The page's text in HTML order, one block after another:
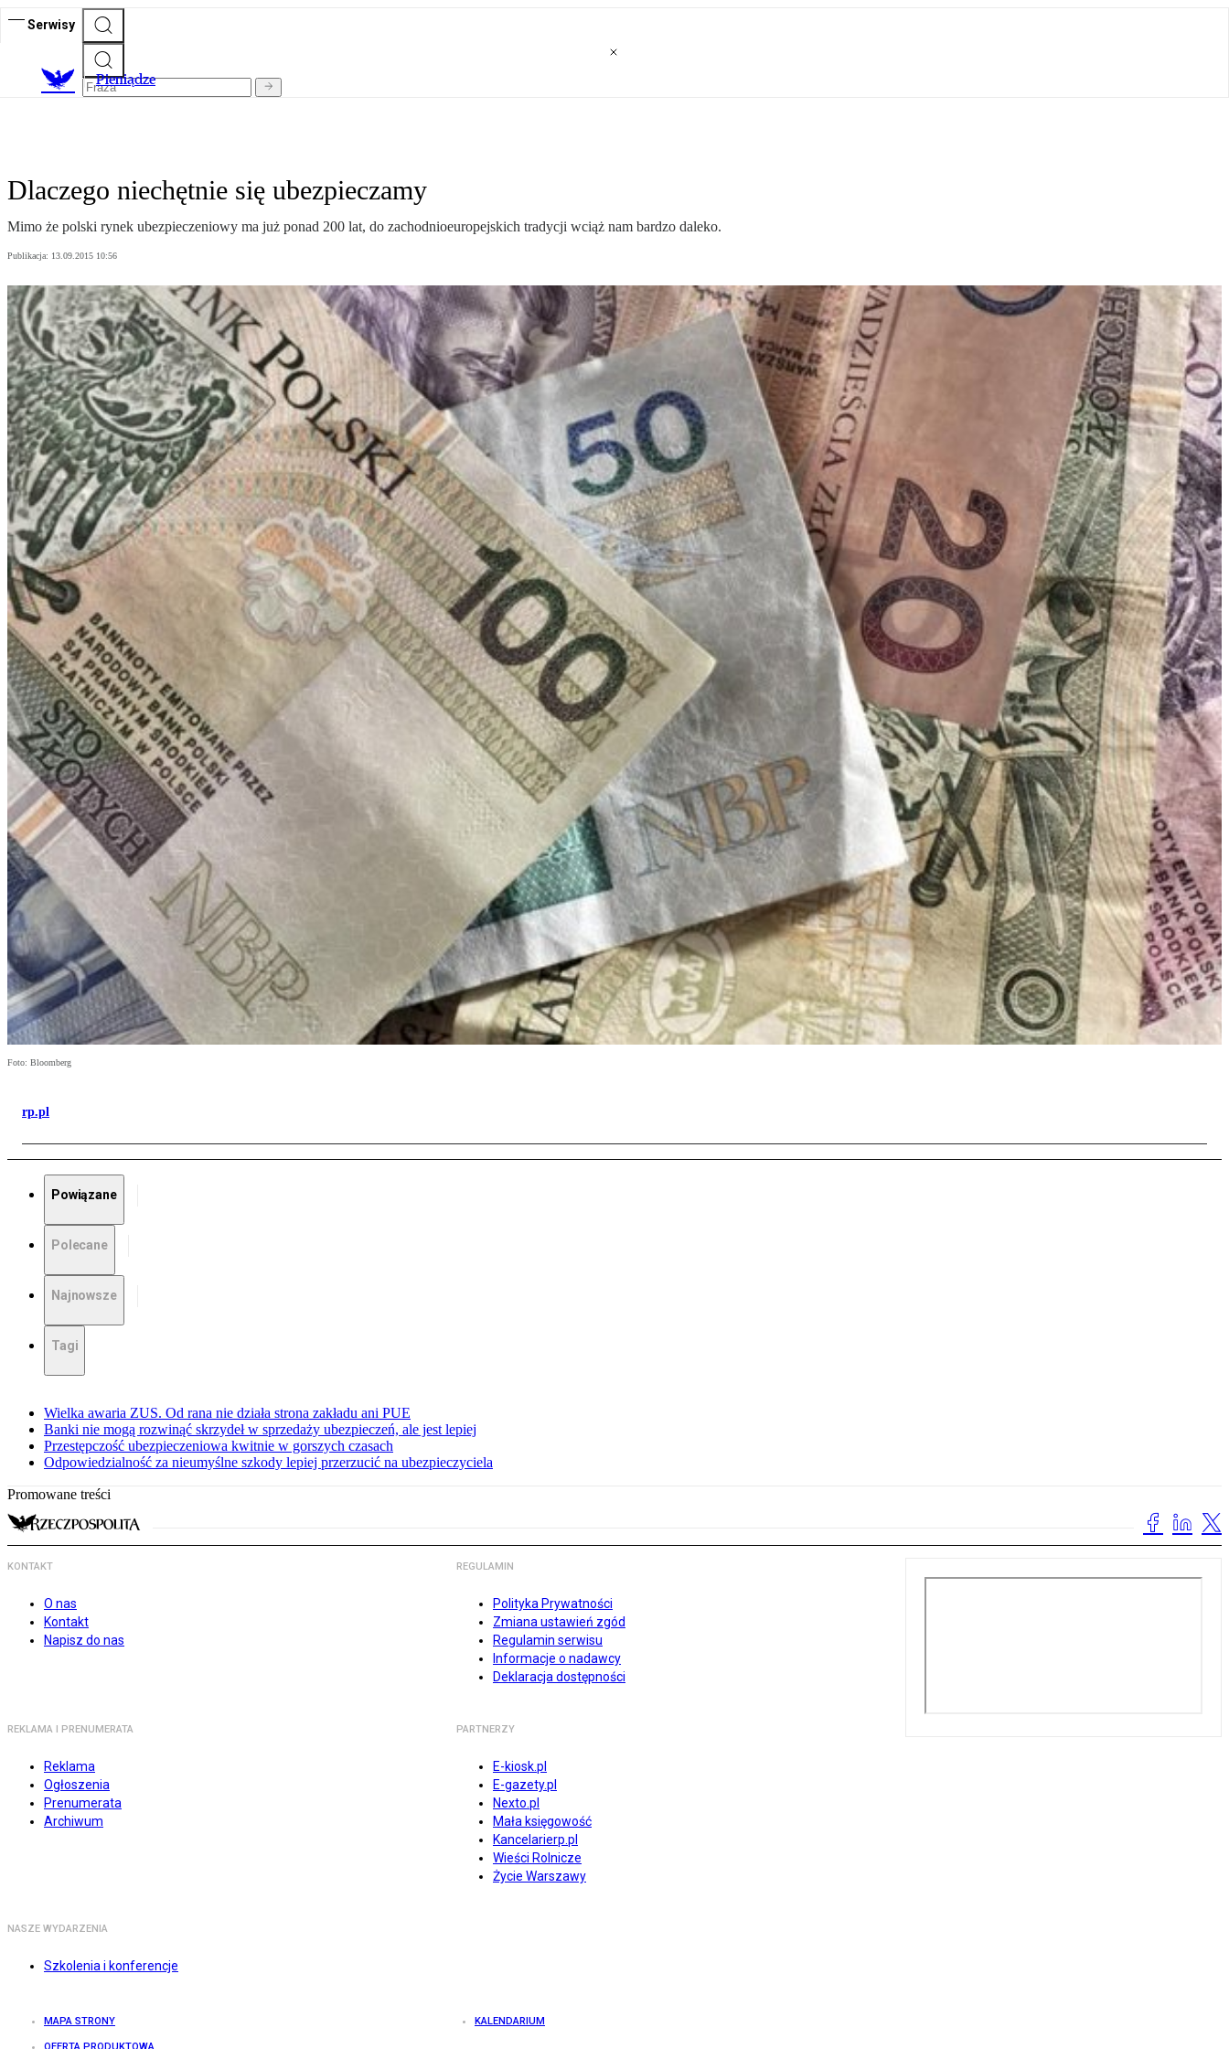
Serwisy
Pieniądze
Dlaczego niechętnie się ubezpieczamy
Mimo że polski rynek ubezpieczeniowy ma już ponad 200 lat, do zachodnioeuropejskich tradycji wciąż nam bardzo daleko.
Publikacja: 13.09.2015 10:56
Foto: Bloomberg
rp.pl
Powiązane
Polecane
Najnowsze
Tagi
Wielka awaria ZUS. Od rana nie działa strona zakładu ani PUE
Banki nie mogą rozwinąć skrzydeł w sprzedaży ubezpieczeń, ale jest lepiej
Przestępczość ubezpieczeniowa kwitnie w gorszych czasach
Odpowiedzialność za nieumyślne szkody lepiej przerzucić na ubezpieczyciela
Promowane treści
KONTAKT
O nas
Kontakt
Napisz do nas
REGULAMIN
Polityka Prywatności
Zmiana ustawień zgód
Regulamin serwisu
Informacje o nadawcy
Deklaracja dostępności
REKLAMA I PRENUMERATA
Reklama
Ogłoszenia
Prenumerata
Archiwum
PARTNERZY
E-kiosk.pl
E-gazety.pl
Nexto.pl
Mała księgowość
Kancelarierp.pl
Wieści Rolnicze
Życie Warszawy
NASZE WYDARZENIA
Szkolenia i konferencje
MAPA STRONY KALENDARIUM